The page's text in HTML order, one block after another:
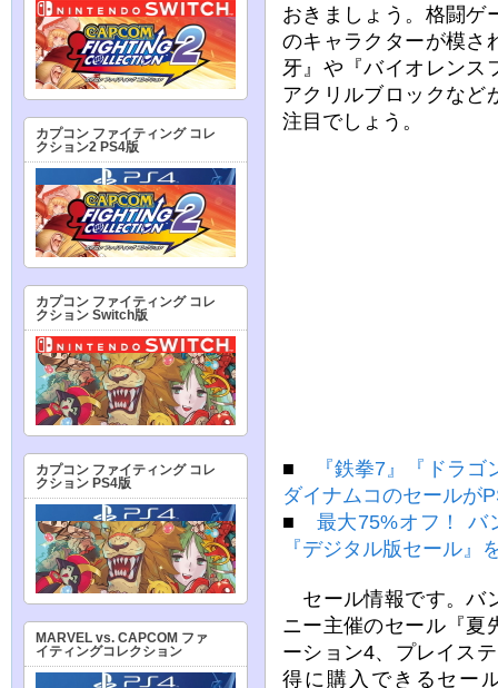
おきましょう。格闘ゲ
のキャラクターが模さ
牙』や『バイオレンス
アクリルブロックなど
注目でしょう。
■
『鉄拳7』『ドラ
ダイナムコのセールが
■ 最大75%オフ！ バ
『デジタル版セール』
セール情報です。バ
ニー主催のセール『夏
ーション4、プレイス
得に購入できるセー
カプコン ファイティング コレ
クション2 PS4版
カプコン ファイティング コレ
クション Switch版
カプコン ファイティング コレ
クション PS4版
MARVEL vs. CAPCOM ファ
イティングコレクション